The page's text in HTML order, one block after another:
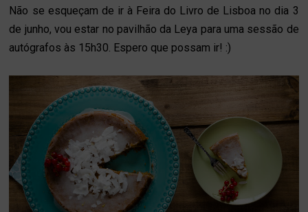
Não se esqueçam de ir à Feira do Livro de Lisboa no dia 3
de junho, vou estar no pavilhão da Leya para uma sessão de
autógrafos às 15h30. Espero que possam ir! :)